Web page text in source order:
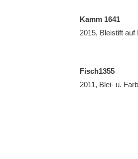
Kamm 1641
2015, Bleistift auf
Fisch1355
2011, Blei- u.